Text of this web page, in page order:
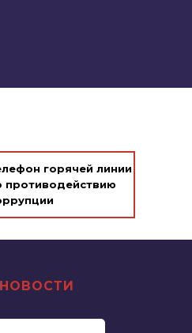
горячей линии
противодействию